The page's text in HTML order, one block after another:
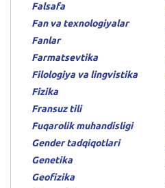
Falsafa
Fan va texnologiyalar
Fanlar
Farmatsevtika
Filologiya va lingvistika
Fizika
Fransuz tili
Fuqarolik muhandisligi
Gender tadqiqotlari
Genetika
Geofizika